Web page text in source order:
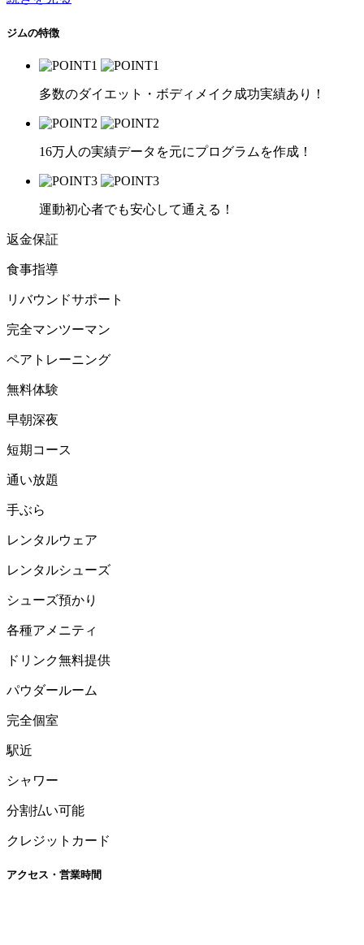
ジムの特徴
多数のダイエット・ボディメイク成功実績あり！
16万人の実績データを元にプログラムを作成！
運動初心者でも安心して通える！
返金保証
食事指導
リバウンドサポート
完全マンツーマン
ペアトレーニング
無料体験
早朝深夜
短期コース
通い放題
手ぶら
レンタルウェア
レンタルシューズ
シューズ預かり
各種アメニティ
ドリンク無料提供
パウダールーム
完全個室
駅近
シャワー
分割払い可能
クレジットカード
アクセス・営業時間